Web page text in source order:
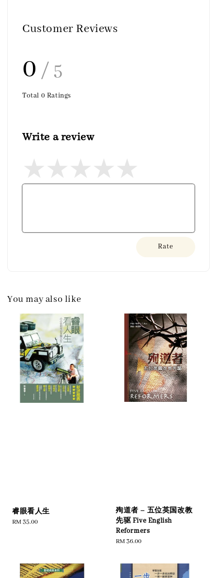
Customer Reviews
0 / 5
Total 0 Ratings
Write a review
Rate
You may also like
睿眼看人生
Regular
RM 35.00
殉道者 – 五位英国改教
先驱 Five English
Reformers
Regular
RM 36.00